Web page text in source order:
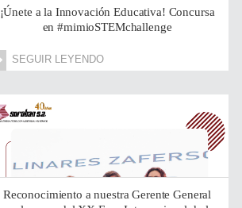
¡Únete a la Innovación Educativa! Concursa
en #mimioSTEMchallenge
SEGUIR LEYENDO
Reconocimiento a nuestra Gerente General